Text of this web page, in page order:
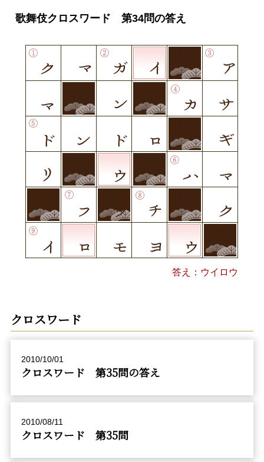
歌舞伎クロスワード 第34問の答え
答え：ウイロウ
クロスワード
2010/10/01
クロスワード 第35問の答え
2010/08/11
クロスワード 第35問